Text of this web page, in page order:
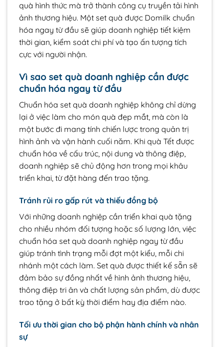
quà hình thức mà trở thành công cụ truyền tải hình
ảnh thương hiệu. Một set quà được Domilk chuẩn
hóa ngay từ đầu sẽ giúp doanh nghiệp tiết kiệm
thời gian, kiểm soát chi phí và tạo ấn tượng tích
cực với người nhận.
Vì sao set quà doanh nghiệp cần được
chuẩn hóa ngay từ đầu
Chuẩn hóa set quà doanh nghiệp không chỉ dừng
lại ở việc làm cho món quà đẹp mắt, mà còn là
một bước đi mang tính chiến lược trong quản trị
hình ảnh và vận hành cuối năm. Khi quà Tết được
chuẩn hóa về cấu trúc, nội dung và thông điệp,
doanh nghiệp sẽ chủ động hơn trong mọi khâu
triển khai, từ đặt hàng đến trao tặng.
Tránh rủi ro gấp rút và thiếu đồng bộ
Với những doanh nghiệp cần triển khai quà tặng
cho nhiều nhóm đối tượng hoặc số lượng lớn, việc
chuẩn hóa set quà doanh nghiệp ngay từ đầu
giúp tránh tình trạng mỗi đợt một kiểu, mỗi chi
nhánh một cách làm. Set quà được thiết kế sẵn sẽ
đảm bảo sự đồng nhất về hình ảnh thương hiệu,
thông điệp tri ân và chất lượng sản phẩm, dù được
trao tặng ở bất kỳ thời điểm hay địa điểm nào.
Tối ưu thời gian cho bộ phận hành chính và nhân
sự